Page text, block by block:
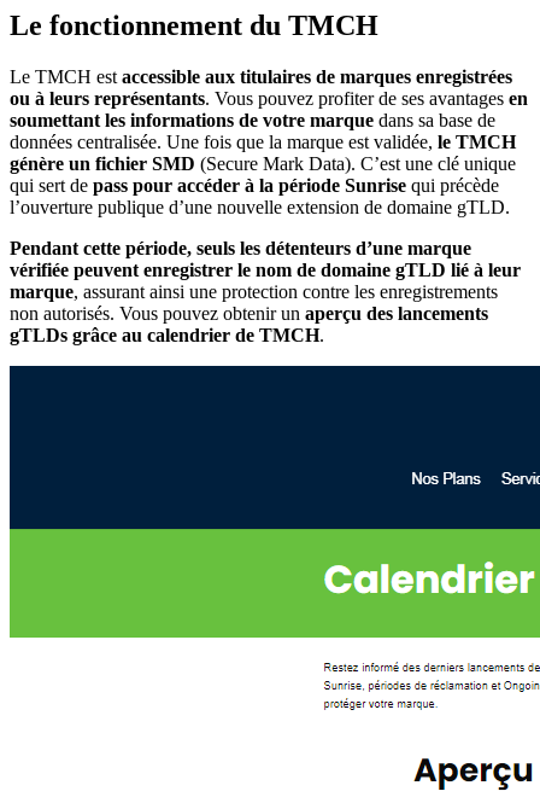
Le fonctionnement du TMCH
Le TMCH est accessible aux titulaires de marques enregistrées
ou à leurs représentants. Vous pouvez profiter de ses avantages en
soumettant les informations de votre marque dans sa base de
données centralisée. Une fois que la marque est validée, le TMCH
génère un fichier SMD (Secure Mark Data). C’est une clé unique
qui sert de pass pour accéder à la période Sunrise qui précède
l’ouverture publique d’une nouvelle extension de domaine gTLD.
Pendant cette période, seuls les détenteurs d’une marque
vérifiée peuvent enregistrer le nom de domaine gTLD lié à leur
marque, assurant ainsi une protection contre les enregistrements
non autorisés. Vous pouvez obtenir un aperçu des lancements
gTLDs grâce au calendrier de TMCH.